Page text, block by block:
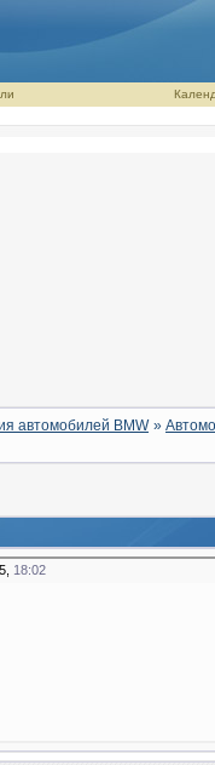
автомобилей BMW »
18:02